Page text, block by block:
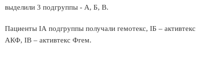
выделили 3 подгруппы - А, Б, В.
Пациенты IА подгруппы получали гемотекс, IБ – активтекс
АКФ, IВ – активтекс Фгем.